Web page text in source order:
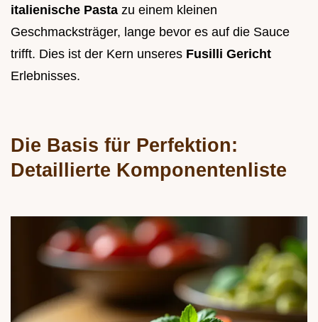
italienische Pasta zu einem kleinen
Geschmacksträger, lange bevor es auf die Sauce
trifft. Dies ist der Kern unseres Fusilli Gericht
Erlebnisses.
Die Basis für Perfektion:
Detaillierte Komponentenliste